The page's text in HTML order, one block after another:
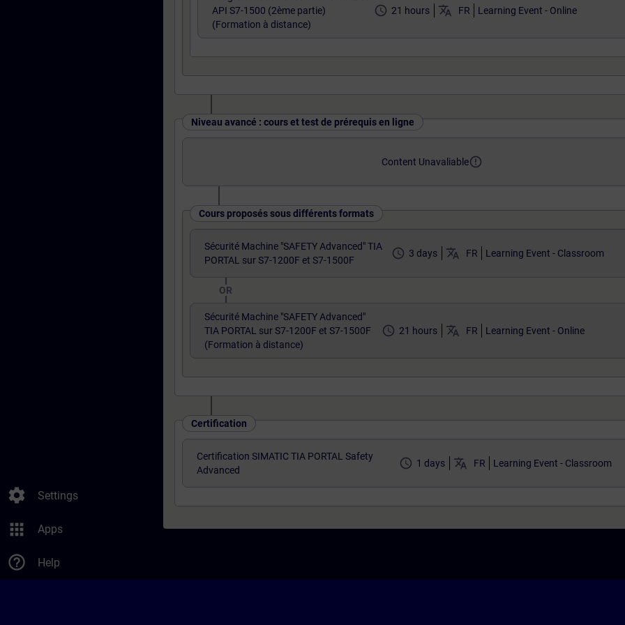
settings Settings
apps Apps
help_outline Help
API S7-1500 (2ème partie)
(Formation à distance)
access_time 21 hours translate FR Learning Event - Online
Niveau avancé : cours et test de prérequis en ligne
Content Unavaliableerror_outline
Cours proposés sous différents formats
Sécurité Machine "SAFETY Advanced" TIA
PORTAL sur S7-1200F et S7-1500F
access_time 3 days translate FR Learning Event - Classroom
OR
Sécurité Machine "SAFETY Advanced"
TIA PORTAL sur S7-1200F et S7-1500F
(Formation à distance)
access_time 21 hours translate FR Learning Event - Online
Certification
Certification SIMATIC TIA PORTAL Safety
Advanced
access_time 1 days translate FR Learning Event - Classroom